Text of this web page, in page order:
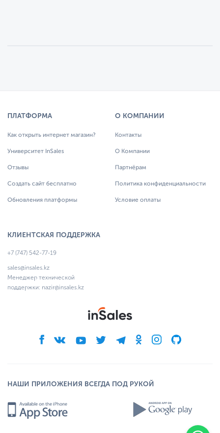
ПЛАТФОРМА
Как открыть интернет магазин?
Университет InSales
Отзывы
Создать сайт бесплатно
Обновления платформы
О КОМПАНИИ
Контакты
О Компании
Партнёрам
Политика конфиденциальности
Условие оплаты
КЛИЕНТСКАЯ ПОДДЕРЖКА
+7 (747) 542-77-19
sales@insales.kz
Менеджер технической
поддержки: nazir@insales.kz
НАШИ ПРИЛОЖЕНИЯ ВСЕГДА ПОД РУКОЙ